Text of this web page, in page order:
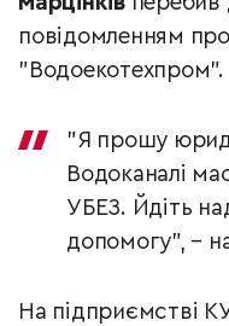
повідомленням
"Водоекотехпром".
"Я прошу
Водоканалі
УБЕЗ. Йдіть
допомогу", –
На підприємстві